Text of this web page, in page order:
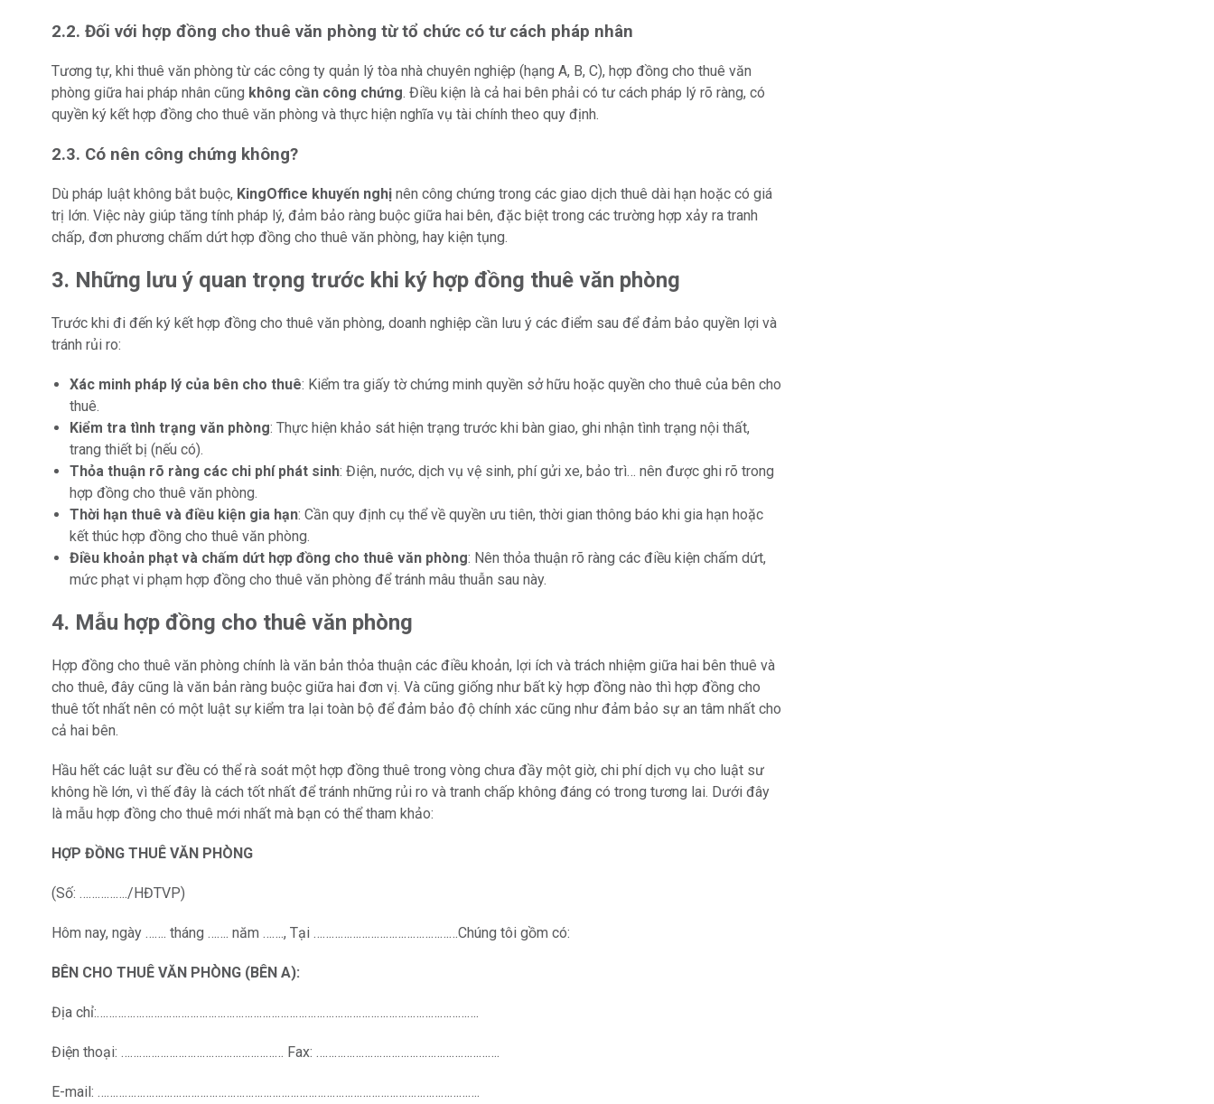
2.2. Đối với hợp đồng cho thuê văn phòng từ tổ chức có tư cách pháp nhân
Tương tự, khi thuê văn phòng từ các công ty quản lý tòa nhà chuyên nghiệp (hạng A, B, C), hợp đồng cho thuê văn
phòng giữa hai pháp nhân cũng không cần công chứng. Điều kiện là cả hai bên phải có tư cách pháp lý rõ ràng, có
quyền ký kết hợp đồng cho thuê văn phòng và thực hiện nghĩa vụ tài chính theo quy định.
2.3. Có nên công chứng không?
Dù pháp luật không bắt buộc, KingOffice khuyến nghị nên công chứng trong các giao dịch thuê dài hạn hoặc có giá
trị lớn. Việc này giúp tăng tính pháp lý, đảm bảo ràng buộc giữa hai bên, đặc biệt trong các trường hợp xảy ra tranh
chấp, đơn phương chấm dứt hợp đồng cho thuê văn phòng, hay kiện tụng.
3. Những lưu ý quan trọng trước khi ký hợp đồng thuê văn phòng
Trước khi đi đến ký kết hợp đồng cho thuê văn phòng, doanh nghiệp cần lưu ý các điểm sau để đảm bảo quyền lợi và
tránh rủi ro:
Xác minh pháp lý của bên cho thuê: Kiểm tra giấy tờ chứng minh quyền sở hữu hoặc quyền cho thuê của bên cho
thuê.
Kiểm tra tình trạng văn phòng: Thực hiện khảo sát hiện trạng trước khi bàn giao, ghi nhận tình trạng nội thất,
trang thiết bị (nếu có).
Thỏa thuận rõ ràng các chi phí phát sinh: Điện, nước, dịch vụ vệ sinh, phí gửi xe, bảo trì… nên được ghi rõ trong
hợp đồng cho thuê văn phòng.
Thời hạn thuê và điều kiện gia hạn: Cần quy định cụ thể về quyền ưu tiên, thời gian thông báo khi gia hạn hoặc
kết thúc hợp đồng cho thuê văn phòng.
Điều khoản phạt và chấm dứt hợp đồng cho thuê văn phòng: Nên thỏa thuận rõ ràng các điều kiện chấm dứt,
mức phạt vi phạm hợp đồng cho thuê văn phòng để tránh mâu thuẫn sau này.
4. Mẫu hợp đồng cho thuê văn phòng
Hợp đồng cho thuê văn phòng chính là văn bản thỏa thuận các điều khoản, lợi ích và trách nhiệm giữa hai bên thuê và
cho thuê, đây cũng là văn bản ràng buộc giữa hai đơn vị. Và cũng giống như bất kỳ hợp đồng nào thì hợp đồng cho
thuê tốt nhất nên có một luật sự kiểm tra lại toàn bộ để đảm bảo độ chính xác cũng như đảm bảo sự an tâm nhất cho
cả hai bên.
Hầu hết các luật sư đều có thể rà soát một hợp đồng thuê trong vòng chưa đầy một giờ, chi phí dịch vụ cho luật sư
không hề lớn, vì thế đây là cách tốt nhất để tránh những rủi ro và tranh chấp không đáng có trong tương lai. Dưới đây
là mẫu hợp đồng cho thuê mới nhất mà bạn có thể tham khảo:
HỢP ĐỒNG THUÊ VĂN PHÒNG
(Số: ……………./HĐTVP)
Hôm nay, ngày ……. tháng ……. năm ……., Tại …………………………………………Chúng tôi gồm có:
BÊN CHO THUÊ VĂN PHÒNG (BÊN A):
Địa chỉ:……………………………………………………………………………………………………………….
Điện thoại: ……………………………………………… Fax: …………………………………………………….
E-mail: ……………………………………………………………………………………………………………….